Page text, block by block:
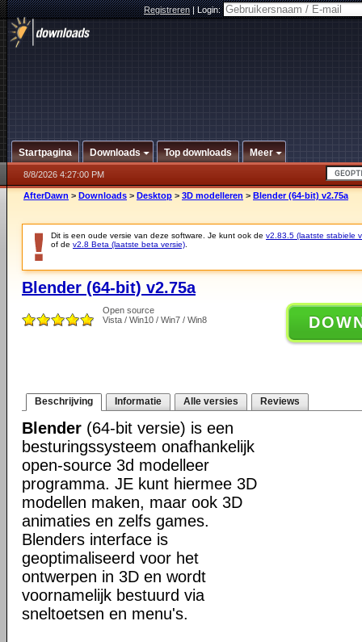
Registreren|Login:
Startpagina Downloads Top downloads Meer
8/8/2026 4:27:00 PM
AfterDawn > Downloads > Desktop > 3D modelleren > Blender (64-bit) v2.75a
Dit is een oude versie van deze software. Je kunt ook de v2.83.5 (laatste stabiele
of de v2.8 Beta (laatste beta versie)
Blender (64-bit) v2.75a
Open source
Vista / Win10 / Win7 / Win8
Beschrijving Informatie Alle versies Reviews
Blender (64-bit versie) is een
besturingssysteem onafhankelijk
open-source 3d modelleer
programma. JE kunt hiermee 3D
modellen maken, maar ook 3D
animaties en zelfs games.
Blenders interface is
geoptimaliseerd voor het
ontwerpen in 3D en wordt
voornamelijk bestuurd via
sneltoetsen en menu's.